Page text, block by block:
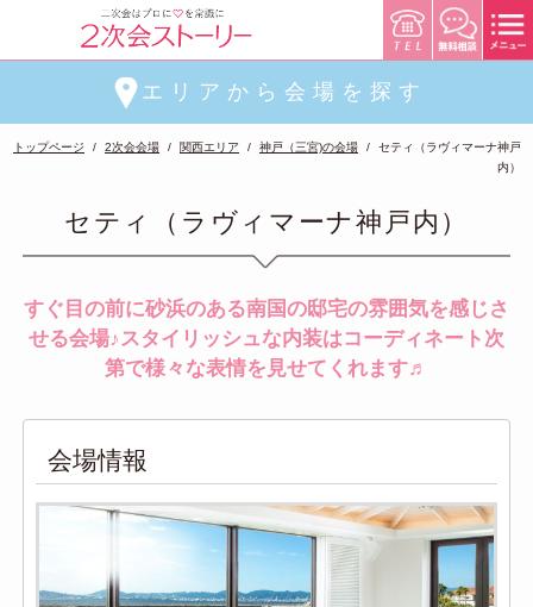
エリアから会場を探す
トップページ 2次会会場 関西エリア 神戸（三宮)の会場
セティ（ラヴィマーナ神戸
内）
セティ（ラヴィマーナ神戸内）
すぐ目の前に砂浜のある南国の邸宅の雰囲気を感じさ
せる会場♪スタイリッシュな内装はコーディネート次
第で様々な表情を見せてくれます♬
会場情報